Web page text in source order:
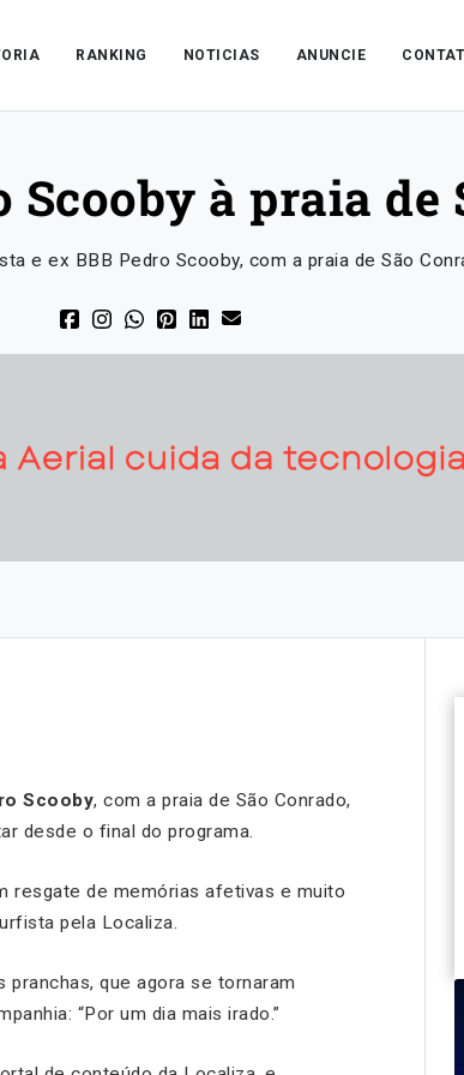
RANKING NOTICIAS ANUNCIE
à praia de
e ex BBB Pedro Scooby, com a praia de São
Scooby, com a praia de São Conrado,
desde o final do programa.
resgate de memórias afetivas e muito
pela Localiza.
que agora se tornaram
“Por um dia mais irado.”